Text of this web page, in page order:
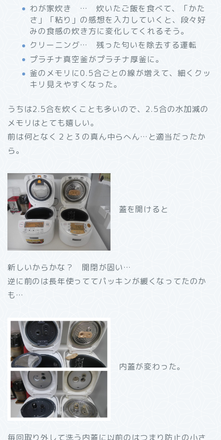
わが家炊き … 炊いたご飯を食べて、「かた
さ」「粘り」の感想を入力していくと、段々好
みの食感の炊き方に変化してくれるそう。
クリーニング… 残った匂いを除去する運転
プラチナ真空釜がプラチナ厚釜に。
釜のメモリに0.5合ごとの線が増えて、細くクッ
キリ見えやすくなった。
うちは2.5合を炊くことも多いので、2.5合の水加減の
メモリはとても嬉しい。
前は何となく２と３の真ん中らへん…と適当だったか
ら。
蓋を開けると
新しいからかな？ 開閉が固い…
逆に前のは長年使っててパッキンが緩くなってたのか
も…
内蓋が変わった。
毎回取り外して洗う内蓋に以前のはつまり防止の小さ